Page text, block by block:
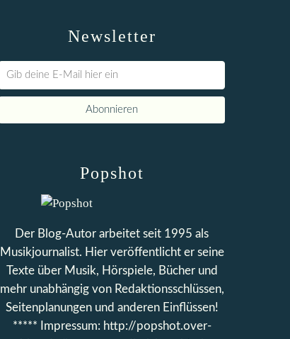
Newsletter
Popshot
Der Blog-Autor arbeitet seit 1995 als
Musikjournalist. Hier veröffentlicht er seine
Texte über Musik, Hörspiele, Bücher und
mehr unabhängig von Redaktionsschlüssen,
Seitenplanungen und anderen Einflüssen!
***** Impressum: http://popshot.over-